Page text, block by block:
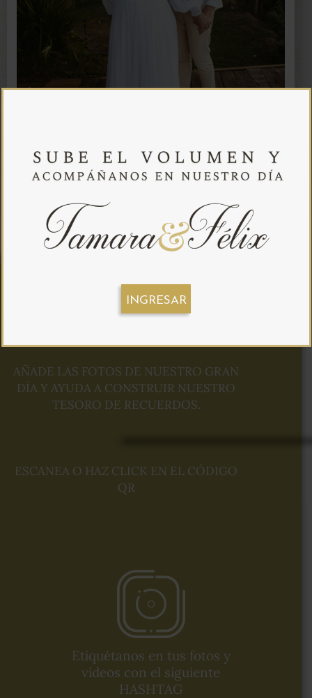
AÑADE LAS FOTOS DE NUESTRO GRAN
DÍA Y AYUDA A CONSTRUIR NUESTRO
TESORO DE RECUERDOS.
ESCANEA O HAZ CLICK EN EL CÓDIGO
QR
Etiquétanos en tus fotos y
vídeos con el siguiente
HASHTAG
INGRESAR